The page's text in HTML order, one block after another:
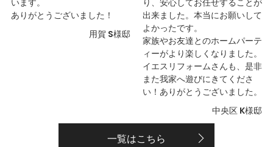
います。
ありがとうございました！
用賀 S様邸
り、安心してお任せすることが
出来ました。本当にお願いして
よかったです。
家族やお友達とのホームパーテ
ィーがより楽しくなりました。
イエスリフォームさんも、是非
また我家へ遊びにきてくださ
い！ありがとうございました。
中央区 K様邸
一覧はこちら